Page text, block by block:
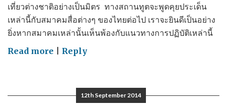
เที่ยวต่างชาติอย่างเป็นมิตร ทางสถานทูตจะพูดคุยประเด็น
เหล่านี้กับสมาคมสื่อต่างๆ ของไทยต่อไป เราจะยินดีเป็นอย่าง
ยิ่งหากสมาคมเหล่านั้นเห็นพ้องกับแนวทางการปฏิบัติเหล่านี้
Read more on
responsible
Reply
12th September 2014